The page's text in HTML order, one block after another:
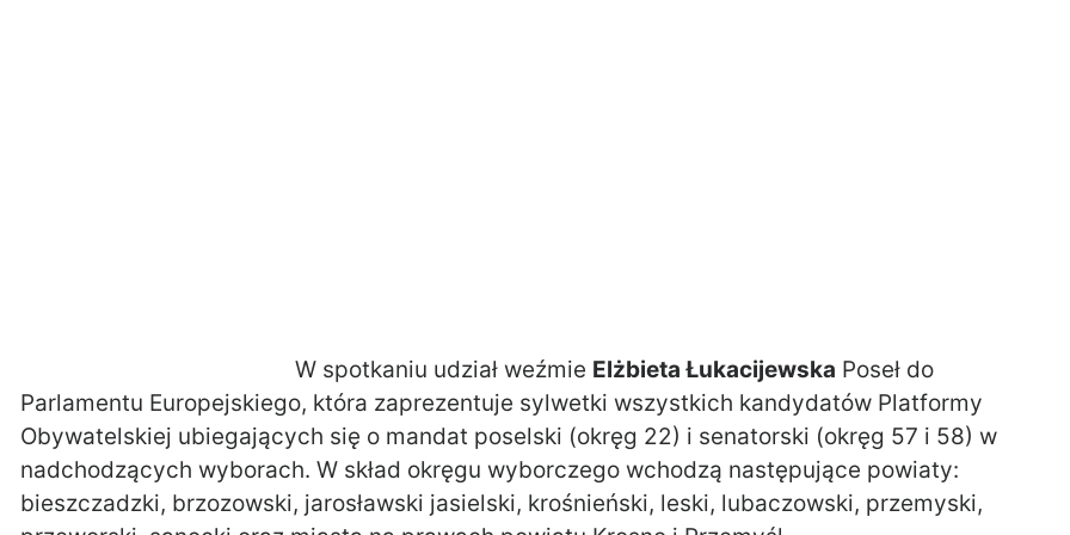
W spotkaniu udział weźmie Elżbieta Łukacijewska Poseł do
Parlamentu Europejskiego, która zaprezentuje sylwetki wszystkich kandydatów Platformy
Obywatelskiej ubiegających się o mandat poselski (okręg 22) i senatorski (okręg 57 i 58) w
nadchodzących wyborach. W skład okręgu wyborczego wchodzą następujące powiaty:
bieszczadzki, brzozowski, jarosławski jasielski, krośnieński, leski, lubaczowski, przemyski,